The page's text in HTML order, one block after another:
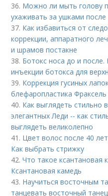
36. Можно ли мыть голову
ухаживать за ушками
37. Как избавиться от
коррекции, аппаратного
и шрамов постакне
38. Ботокс носа до и
инъекции ботокса для
39. Коррекция гусиных
блефаропластика Фраксель
40. Как выглядеть стильно
элегантных Леди -- как
выглядеть великолепно
41. Цвет волос после 40
Как выбрать стрижку
42.Что такое ксантановая
Ксантановая камедь
43. Научиться восточным
танцевать восточный